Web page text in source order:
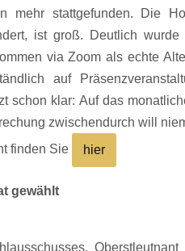
mehr stattgefunden. Die
ist groß. Deutlich
via Zoom als echte
auf
schon klar: Auf das
zwischendurch will
finden Sie
hier
gewählt